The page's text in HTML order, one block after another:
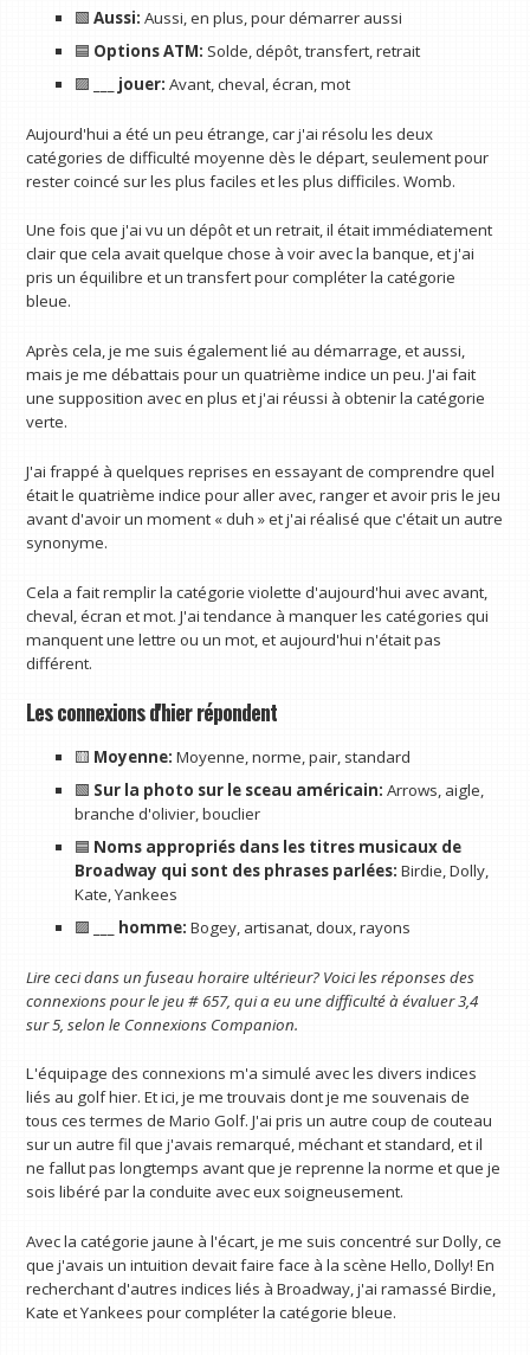
🟩 Aussi: Aussi, en plus, pour démarrer aussi
🟦 Options ATM: Solde, dépôt, transfert, retrait
🟪
___ jouer: Avant, cheval, écran, mot
Aujourd'hui a été un peu étrange, car j'ai résolu les deux
catégories de difficulté moyenne dès le départ, seulement pour
rester coincé sur les plus faciles et les plus difficiles. Womb.
Une fois que j'ai vu un dépôt et un retrait, il était immédiatement
clair que cela avait quelque chose à voir avec la banque, et j'ai
pris un équilibre et un transfert pour compléter la catégorie
bleue.
Après cela, je me suis également lié au démarrage, et aussi,
mais je me débattais pour un quatrième indice un peu. J'ai fait
une supposition avec en plus et j'ai réussi à obtenir la catégorie
verte.
J'ai frappé à quelques reprises en essayant de comprendre quel
était le quatrième indice pour aller avec, ranger et avoir pris le jeu
avant d'avoir un moment « duh » et j'ai réalisé que c'était un autre
synonyme.
Cela a fait remplir la catégorie violette d'aujourd'hui avec avant,
cheval, écran et mot. J'ai tendance à manquer les catégories qui
manquent une lettre ou un mot, et aujourd'hui n'était pas
différent.
Les connexions d'hier répondent
🟨 Moyenne: Moyenne, norme, pair, standard
🟩 Sur la photo sur le sceau américain: Arrows, aigle,
branche d'olivier, bouclier
🟦 Noms appropriés dans les titres musicaux de
Broadway qui sont des phrases parlées: Birdie, Dolly,
Kate, Yankees
🟪
___ homme: Bogey, artisanat, doux, rayons
Lire ceci dans un fuseau horaire ultérieur? Voici les réponses des
connexions pour le jeu # 657, qui a eu une difficulté à évaluer 3,4
sur 5, selon le Connexions Companion.
L'équipage des connexions m'a simulé avec les divers indices
liés au golf hier. Et ici, je me trouvais dont je me souvenais de
tous ces termes de Mario Golf. J'ai pris un autre coup de couteau
sur un autre fil que j'avais remarqué, méchant et standard, et il
ne fallut pas longtemps avant que je reprenne la norme et que je
sois libéré par la conduite avec eux soigneusement.
Avec la catégorie jaune à l'écart, je me suis concentré sur Dolly, ce
que j'avais un intuition devait faire face à la scène Hello, Dolly! En
recherchant d'autres indices liés à Broadway, j'ai ramassé Birdie,
Kate et Yankees pour compléter la catégorie bleue.